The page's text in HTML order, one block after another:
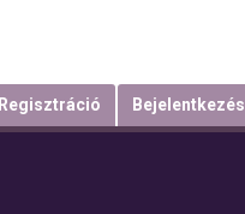
Regisztráció Bejelentkezés